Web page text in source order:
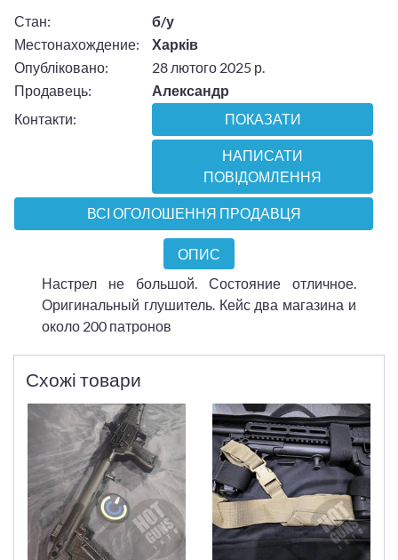
Стан:
б/у
Местонахождение:
Харків
Опубліковано:
28 лютого 2025 р.
Продавець:
Александр
Контакти:
ПОКАЗАТИ
НАПИСАТИ
ПОВІДОМЛЕННЯ
ВСІ ОГОЛОШЕННЯ ПРОДАВЦЯ
ОПИС
Настрел не большой. Состояние отличное.
Оригинальный глушитель. Кейс два магазина и
около 200 патронов
Схожі товари